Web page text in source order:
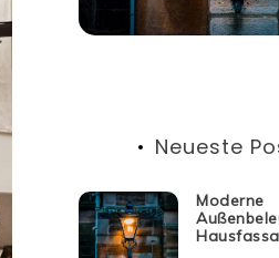
Neueste
Moderne